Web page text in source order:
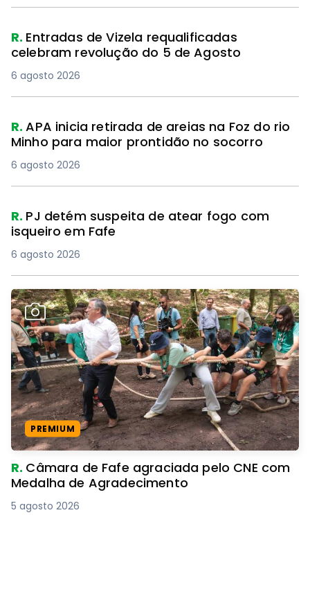
R. Entradas de Vizela requalificadas
celebram revolução do 5 de Agosto
6 agosto 2026
R.APA inicia retirada de areias na Foz do rio
Minho para maior prontidão no socorro
6 agosto 2026
R. PJ detém suspeita de atear fogo com
isqueiro em Fafe
6 agosto 2026
PREMIUM
R. Câmara de Fafe agraciada pelo CNE com
Medalha de Agradecimento
5 agosto 2026